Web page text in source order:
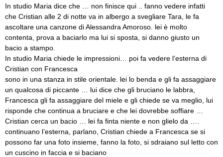
In studio Maria dice che … non finisce qui .. fanno vedere infatti
che Cristian alle 2 di notte va in albergo a svegliare Tara, le fa
ascoltare una canzone di Alessandra Amoroso. lei è molto
contenta, prova a baciarlo ma lui si sposta, si danno giusto un
bacio a stampo.
In studio Maria chiede le impressioni… poi fa vedere l’esterna di
Cristian con Francesca
sono in una stanza in stile orientale. lei lo benda e gli fa assaggiare
un qualcosa di piccante … lui dice che gli bruciano le labbra,
Francesca gli fa assaggiare del miele e gli chiede se va meglio, lui
risponde che continua a bruciare e che lei dovrebbe soffiare …
Cristian cerca un bacio … lei fa finta niente e non glielo da ….
continuano l’esterna, parlano, Cristian chiede a Francesca se si
possono far una foto insieme, fanno la foto, si sdraiano sul letto con
un cuscino in faccia e si baciano